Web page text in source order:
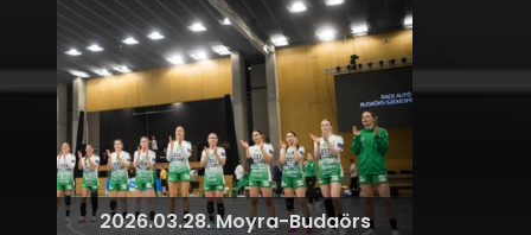
2026.03.28. Moyra-Budaörs